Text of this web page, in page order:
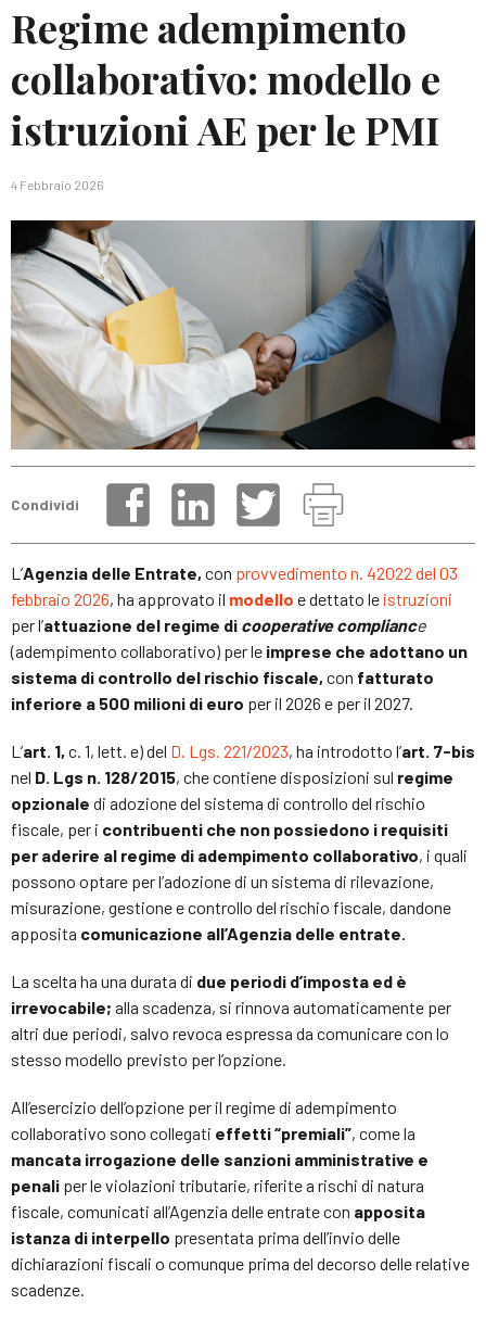
Regime adempimento
collaborativo: modello e
istruzioni AE per le PMI
4 Febbraio 2026
Condividi
L’Agenzia delle Entrate, con provvedimento n. 42022 del 03
febbraio 2026, ha approvato il modello e dettato le istruzioni
per l’attuazione del regime di cooperative compliance
(adempimento collaborativo) per le imprese che adottano un
sistema di controllo del rischio fiscale, con fatturato
inferiore a 500 milioni di euro per il 2026 e per il 2027.
L’art. 1, c. 1, lett. e) del D. Lgs. 221/2023, ha introdotto l’art. 7-bis
nel D. Lgs n. 128/2015, che contiene disposizioni sul regime
opzionale di adozione del sistema di controllo del rischio
fiscale, per i contribuenti che non possiedono i requisiti
per aderire al regime di adempimento collaborativo, i quali
possono optare per l’adozione di un sistema di rilevazione,
misurazione, gestione e controllo del rischio fiscale, dandone
apposita comunicazione all’Agenzia delle entrate.
La scelta ha una durata di due periodi d’imposta ed è
irrevocabile; alla scadenza, si rinnova automaticamente per
altri due periodi, salvo revoca espressa da comunicare con lo
stesso modello previsto per l’opzione.
All’esercizio dell’opzione per il regime di adempimento
collaborativo sono collegati effetti “premiali”, come la
mancata irrogazione delle sanzioni amministrative e
penali per le violazioni tributarie, riferite a rischi di natura
fiscale, comunicati all’Agenzia delle entrate con apposita
istanza di interpello presentata prima dell’invio delle
dichiarazioni fiscali o comunque prima del decorso delle relative
scadenze.